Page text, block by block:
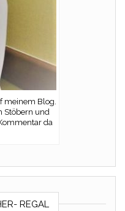
meinem Blog.
Stöbern und
da
REGAL